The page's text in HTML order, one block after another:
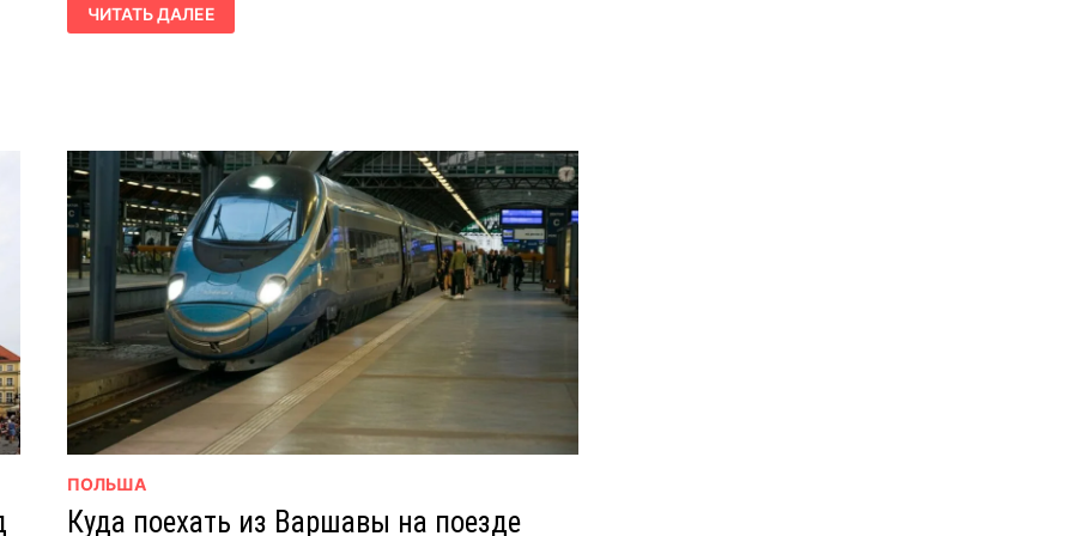
ЧТО
ПОСМОТРЕТЬ
ЧИТАТЬ ДАЛЕЕ
ПОЛЬША
Куда поехать из Варшавы на поезде